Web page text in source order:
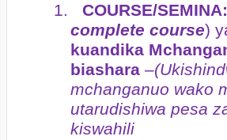
1. COURSE/SEMINA:
complete course)
kuandika
biashara
mchanganuo wako
utarudishiwa pesa
kiswahili